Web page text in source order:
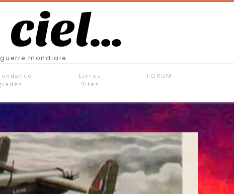
ciel…
mondiale
Livres
Sites
FORUM